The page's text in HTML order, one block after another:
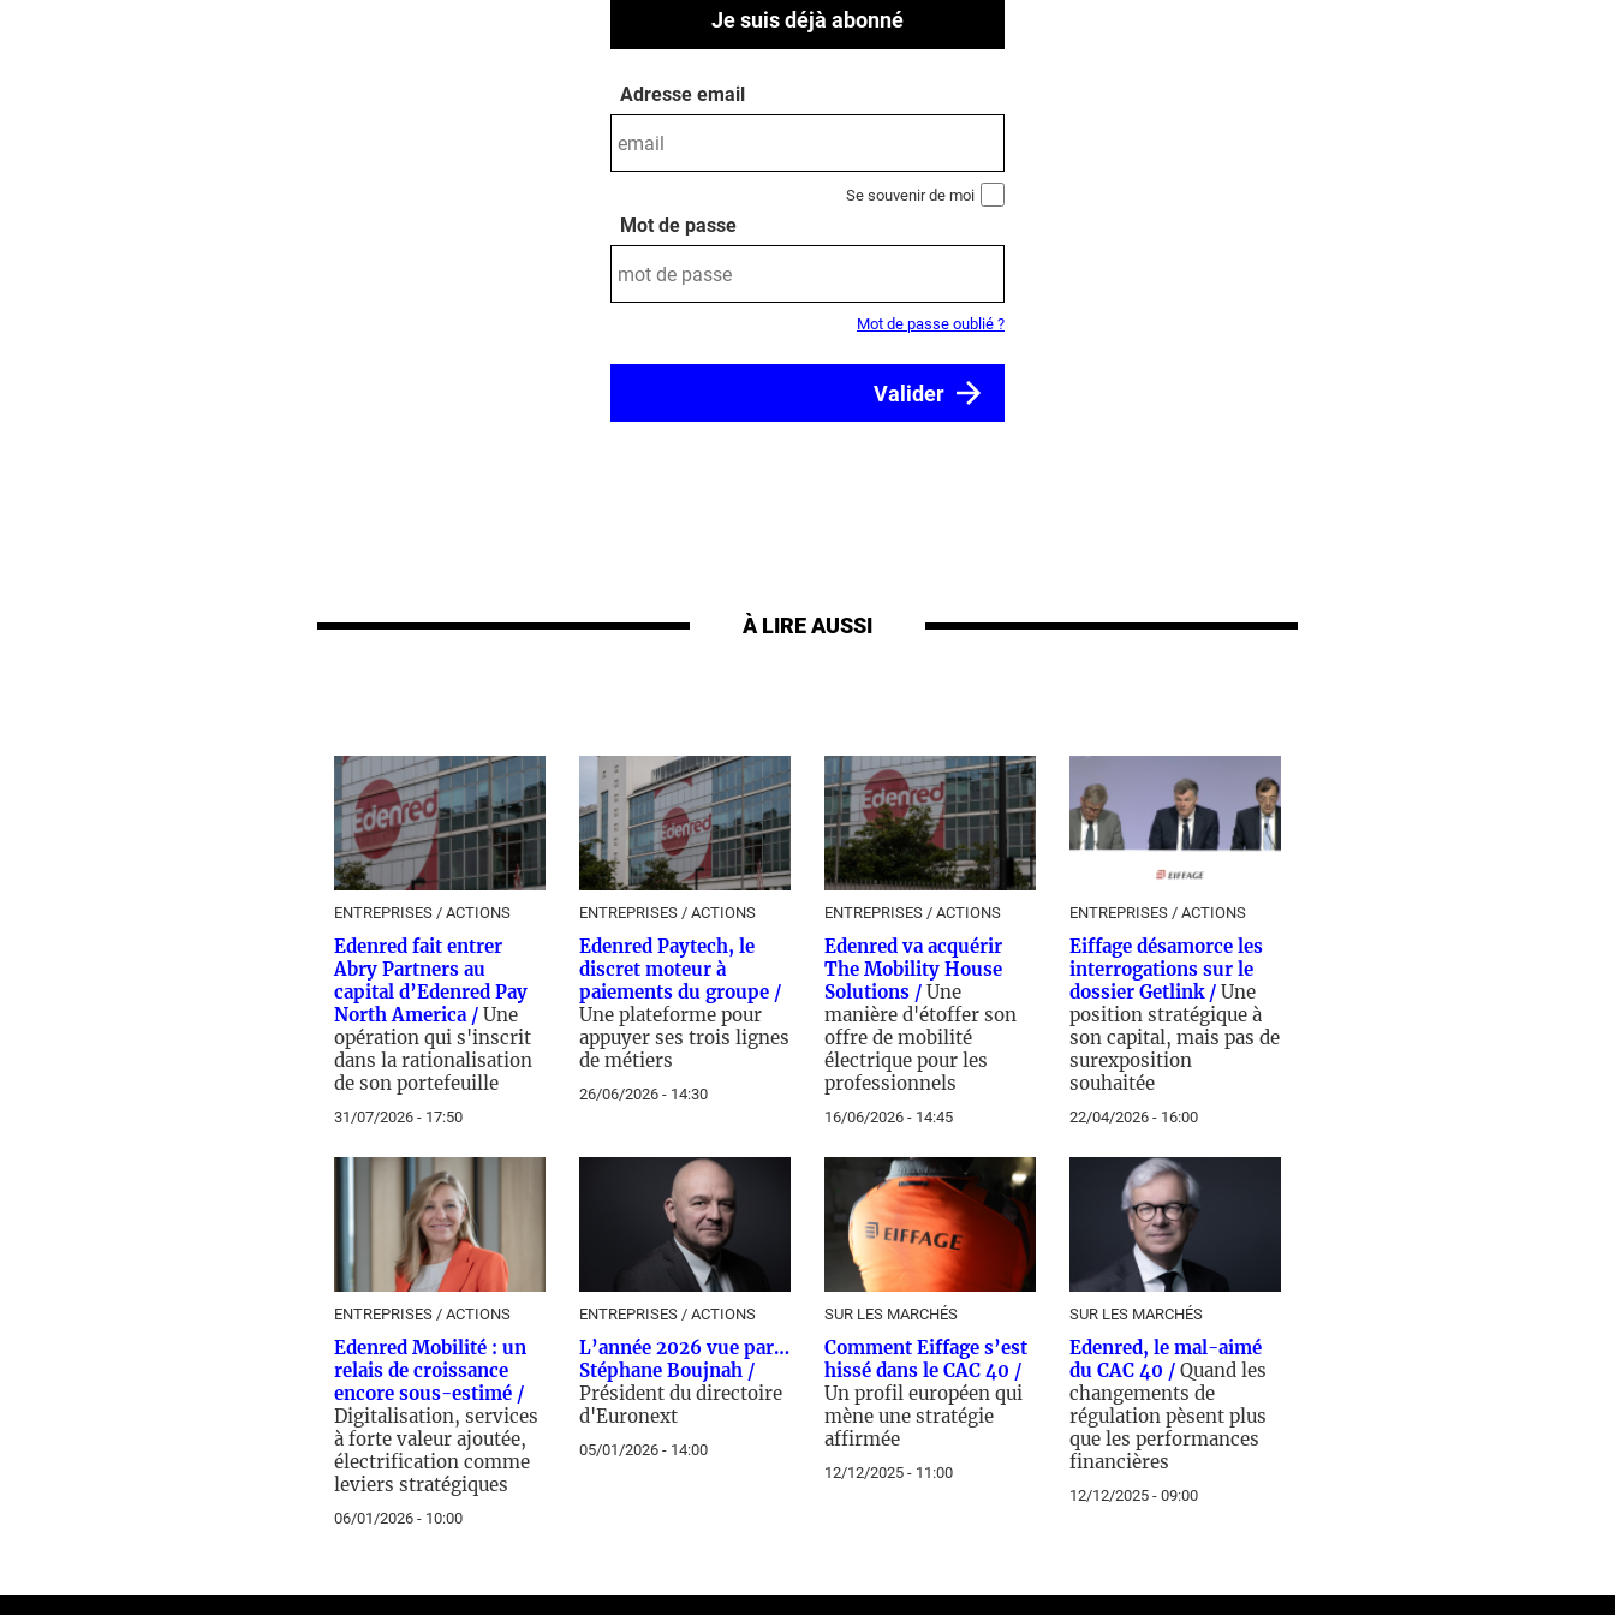
Je suis déjà abonné
Adresse email
Se souvenir de moi
Mot de passe
Mot de passe oublié ?
À LIRE AUSSI
ENTREPRISES / ACTIONS
Edenred fait entrer
Abry Partners au
capital d’Edenred Pay
North America / Une
opération qui s'inscrit
dans la rationalisation
de son portefeuille
31/07/2026 - 17:50
ENTREPRISES / ACTIONS
Edenred Paytech, le
discret moteur à
paiements du groupe /
Une plateforme pour
appuyer ses trois lignes
de métiers
26/06/2026 - 14:30
ENTREPRISES / ACTIONS
Edenred va acquérir
The Mobility House
Solutions / Une
manière d'étoffer son
offre de mobilité
électrique pour les
professionnels
16/06/2026 - 14:45
ENTREPRISES / ACTIONS
Eiffage désamorce les
interrogations sur le
dossier Getlink / Une
position stratégique à
son capital, mais pas de
surexposition
souhaitée
22/04/2026 - 16:00
ENTREPRISES / ACTIONS
Edenred Mobilité : un
relais de croissance
encore sous-estimé /
Digitalisation, services
à forte valeur ajoutée,
électrification comme
leviers stratégiques
06/01/2026 - 10:00
ENTREPRISES / ACTIONS
L’année 2026 vue par…
Stéphane Boujnah /
Président du directoire
d'Euronext
05/01/2026 - 14:00
SUR LES MARCHÉS
Comment Eiffage s’est
hissé dans le CAC 40 /
Un profil européen qui
mène une stratégie
affirmée
12/12/2025 - 11:00
SUR LES MARCHÉS
Edenred, le mal-aimé
du CAC 40 / Quand les
changements de
régulation pèsent plus
que les performances
financières
12/12/2025 - 09:00